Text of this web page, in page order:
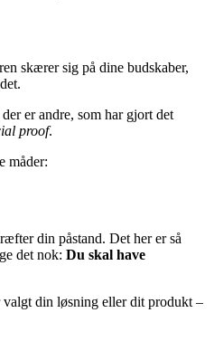
skærer sig på dine budskaber,
er andre, som har gjort det
proof.
måder:
din påstand. Det her er så
det nok: Du skal have
valgt din løsning eller dit produkt –